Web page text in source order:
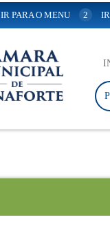
IR PARA O MENU 2